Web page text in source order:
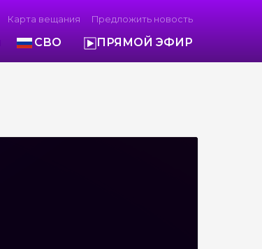
Карта вещания Предложить новость
СВО ПРЯМОЙ ЭФИР